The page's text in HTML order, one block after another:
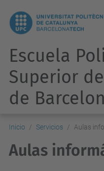
Escuela
Superior
de
Inicio Servicios Aulas
Aulas